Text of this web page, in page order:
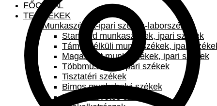
FŐOLDAL
TERMÉKEK
Munkaszékek-ipari székek-laborszékek
Standard munkaszékek, ipari székek
Támla nélküli munkaszékek, ipari
Magasított munkaszékek, ipari székek
Többműszakos ipari székek
Tisztatéri székek
Bimos munkahelyi székek
Irodai szövetes székek